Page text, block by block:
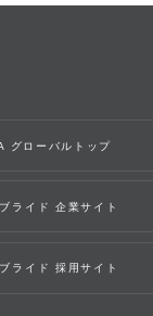
グローバルトップ
ライド 企業サイト
ライド 採用サイト